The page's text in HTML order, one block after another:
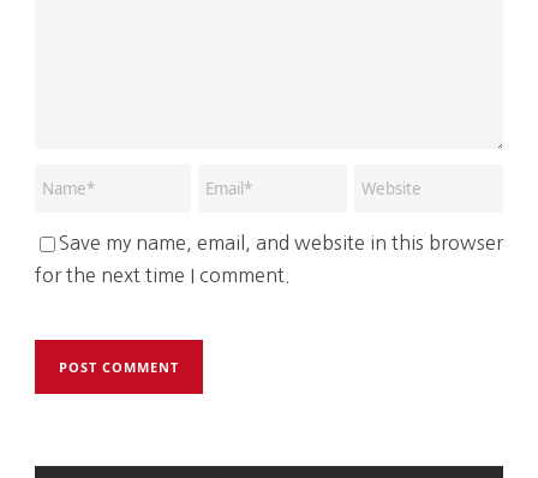
Save my name, email, and website in this browser
for the next time I comment.